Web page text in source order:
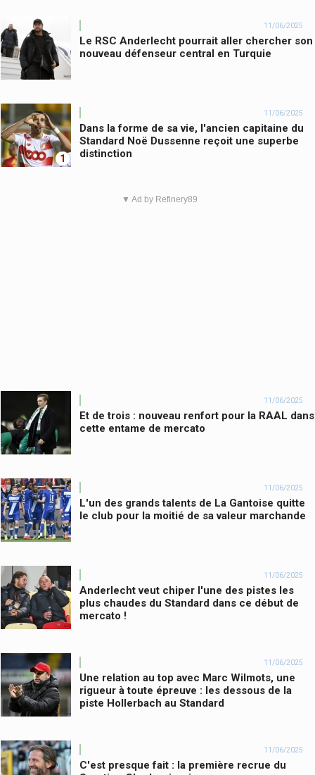
11/06/2025
Le RSC Anderlecht pourrait aller chercher son
nouveau défenseur central en Turquie
1
11/06/2025
Dans la forme de sa vie, l'ancien capitaine du
Standard Noë Dussenne reçoit une superbe
distinction
▼ Ad by Refinery89
11/06/2025
Et de trois : nouveau renfort pour la RAAL dans
cette entame de mercato
11/06/2025
L'un des grands talents de La Gantoise quitte
le club pour la moitié de sa valeur marchande
11/06/2025
Anderlecht veut chiper l'une des pistes les
plus chaudes du Standard dans ce début de
mercato !
11/06/2025
Une relation au top avec Marc Wilmots, une
rigueur à toute épreuve : les dessous de la
piste Hollerbach au Standard
11/06/2025
C'est presque fait : la première recrue du